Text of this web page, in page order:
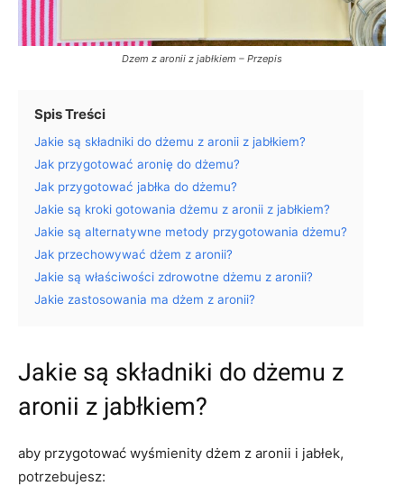
Dzem z aronii z jabłkiem – Przepis
Spis Treści
Jakie są składniki do dżemu z aronii z jabłkiem?
Jak przygotować aronię do dżemu?
Jak przygotować jabłka do dżemu?
Jakie są kroki gotowania dżemu z aronii z jabłkiem?
Jakie są alternatywne metody przygotowania dżemu?
Jak przechowywać dżem z aronii?
Jakie są właściwości zdrowotne dżemu z aronii?
Jakie zastosowania ma dżem z aronii?
Jakie są składniki do dżemu z
aronii z jabłkiem?
aby przygotować wyśmienity dżem z aronii i jabłek,
potrzebujesz: